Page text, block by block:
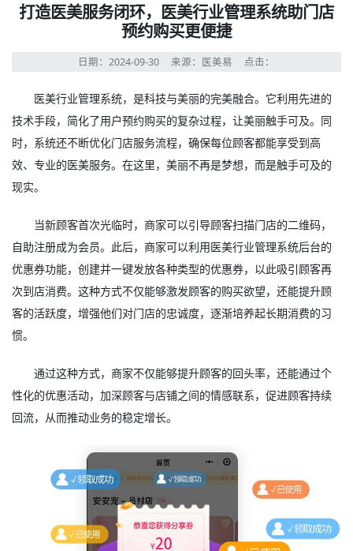
打造医美服务闭环，医美行业管理系统助门店
预约购买更便捷
日期：2024-09-30 来源：医美易 点击：
医美行业管理系统，是科技与美丽的完美融合。它利用先进的
技术手段，简化了用户预约购买的复杂过程，让美丽触手可及。同
时，系统还不断优化门店服务流程，确保每位顾客都能享受到高
效、专业的医美服务。在这里，美丽不再是梦想，而是触手可及的
现实。
当新顾客首次光临时，商家可以引导顾客扫描门店的二维码，
自助注册成为会员。此后，商家可以利用医美行业管理系统后台的
优惠券功能，创建并一键发放各种类型的优惠券，以此吸引顾客再
次到店消费。这种方式不仅能够激发顾客的购买欲望，还能提升顾
客的活跃度，增强他们对门店的忠诚度，逐渐培养起长期消费的习
惯。
通过这种方式，商家不仅能够提升顾客的回头率，还能通过个
性化的优惠活动，加深顾客与店铺之间的情感联系，促进顾客持续
回流，从而推动业务的稳定增长。